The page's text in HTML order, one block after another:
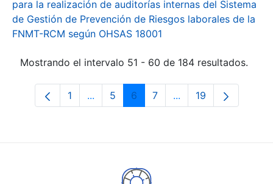
para la realización de auditorías internas del Sistema
de Gestión de Prevención de Riesgos laborales de la
FNMT-RCM según OHSAS 18001
Mostrando el intervalo 51 - 60 de 184 resultados.
Página
1 ...Páginas intermedias Use TAB para
Página
5 Página
6 Página
7 ...Páginas intermedias
Página
19